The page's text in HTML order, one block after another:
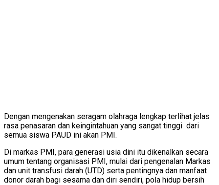
Dengan mengenakan seragam olahraga lengkap terlihat jelas
rasa penasaran dan keingintahuan yang sangat tinggi dari
semua siswa PAUD ini akan PMI.
Di markas PMI, para generasi usia dini itu dikenalkan secara
umum tentang organisasi PMI, mulai dari pengenalan Markas
dan unit transfusi darah (UTD) serta pentingnya dan manfaat
donor darah bagi sesama dan diri sendiri, pola hidup bersih